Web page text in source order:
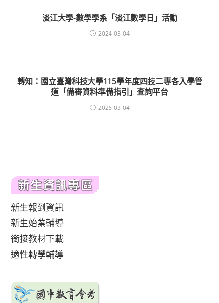
淡江大學-數學學系「淡江數學日」活動
2024-03-04
轉知：國立臺灣科技大學115學年度四技二專各入學管
道「備審資料準備指引」查詢平台
2026-03-04
新生報到資訊
新生始業輔導
銜接教材下載
適性轉學輔導